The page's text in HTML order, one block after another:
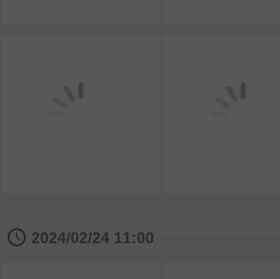
🕔 2024/02/24 11:00